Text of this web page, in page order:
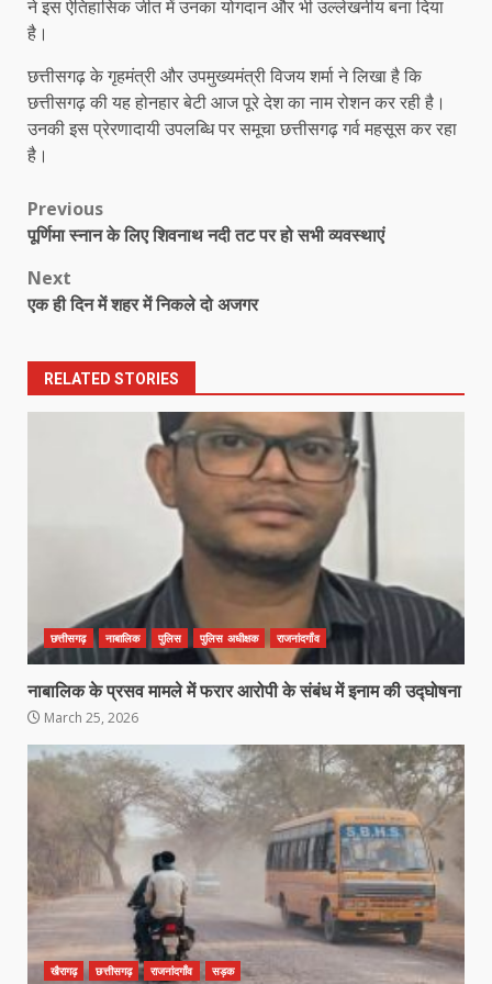
ने इस ऐतिहासिक जीत में उनका योगदान और भी उल्लेखनीय बना दिया
है।
छत्तीसगढ़ के गृहमंत्री और उपमुख्यमंत्री विजय शर्मा ने लिखा है कि
छत्तीसगढ़ की यह होनहार बेटी आज पूरे देश का नाम रोशन कर रही है।
उनकी इस प्रेरणादायी उपलब्धि पर समूचा छत्तीसगढ़ गर्व महसूस कर रहा
है।
Post
Previous
पूर्णिमा स्नान के लिए शिवनाथ नदी तट पर हो सभी व्यवस्थाएं
Next
एक ही दिन में शहर में निकले दो अजगर
RELATED STORIES
छत्तीसगढ़ नाबालिक पुलिस पुलिस अधीक्षक राजनांदगाँव
नाबालिक के प्रसव मामले में फरार आरोपी के संबंध में इनाम की उद्घोषना
March 25, 2026
खैरागढ़ छत्तीसगढ़ राजनांदगाँव सड़क
3
कांग्रेस ने किया नगर एवं ग्राम निवेश
4
DKSZC सदस्य पापा राव ने 17 माओवादियों
के साथ किया सरेंडर
March 24, 2026
मध्यप्रदेश को अस्मिता वेस्ट जोन हॉकी लीग